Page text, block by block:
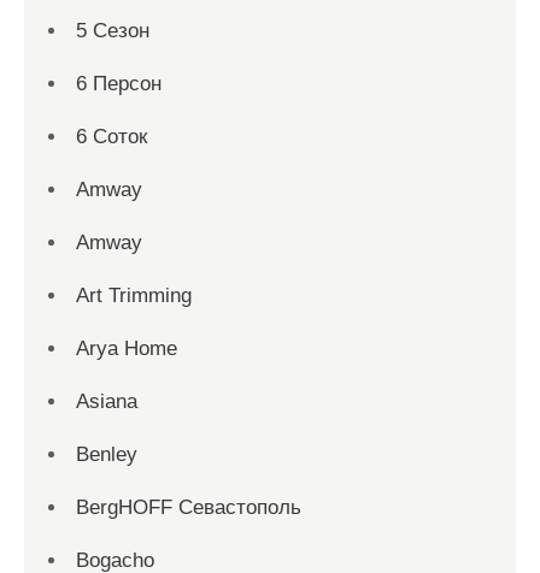
5 Сезон
6 Персон
6 Соток
Amway
Amway
Art Trimming
Arya Home
Asiana
Benley
BergHOFF Севастополь
Bogacho